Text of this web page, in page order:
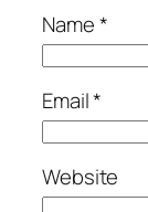
Name*
Email*
Website